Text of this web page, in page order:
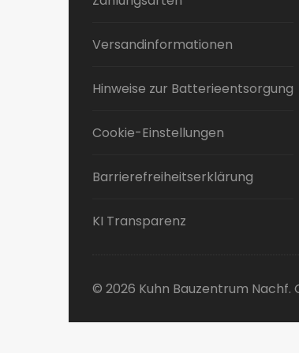
Versandinformationen
Hinweise zur Batterieentsorgung
Cookie-Einstellungen
Barrierefreiheitserklärung
KI Transparenz
© 2026 Kuhn Bauzentrum Nachf.